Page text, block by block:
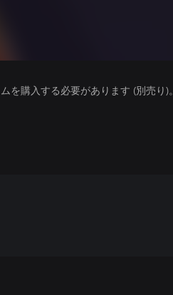
を購入する必要があります (別売り)。